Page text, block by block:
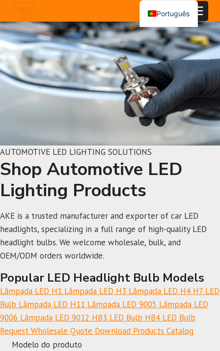
para
o
conteúdo
AUTOMOTIVE LED LIGHTING SOLUTIONS
Shop Automotive LED
Lighting Products
AKE is a trusted manufacturer and exporter of car LED
headlights, specializing in a full range of high-quality LED
headlight bulbs. We welcome wholesale, bulk, and
OEM/ODM orders worldwide.
Popular LED Headlight Bulb Models
Lâmpada LED H1 Lâmpada LED H3 Lâmpada LED H4 H7 LED
Bulb Lâmpada LED H11 Lâmpada LED 9005 Lâmpada LED
9006 Lâmpada LED 9012 HB3 LED Bulb HB4 LED Bulb
Request Wholesale Quote Download Products Catalog
Modelo do produto
Português
English
Español
العربية